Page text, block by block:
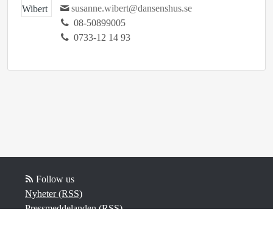
susanne.wibert@dansenshus.se
08-50899005
0733-12 14 93
Follow us
Nyheter (RSS)
Pressmeddelanden (RSS)